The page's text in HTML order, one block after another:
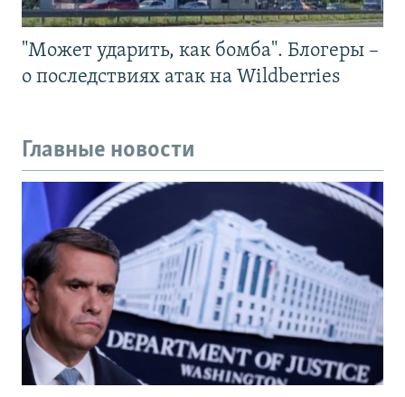
"Может ударить, как бомба". Блогеры –
о последствиях атак на Wildberries
Главные новости